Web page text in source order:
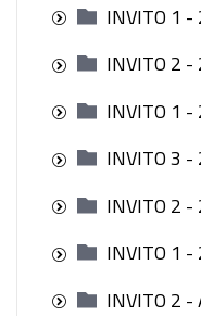
INVITO 1
INVITO 2 -
INVITO 1 -
INVITO 3 -
INVITO 2 -
INVITO 1 -
INVITO 2